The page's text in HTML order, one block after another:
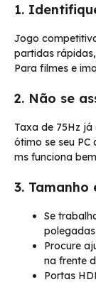
1.
Jogo
partidas
Para filmes e
2. Não se
Taxa de 75Hz
ótimo se seu
ms funciona
3. Tamanho
Se
Procure
na frente
Portas